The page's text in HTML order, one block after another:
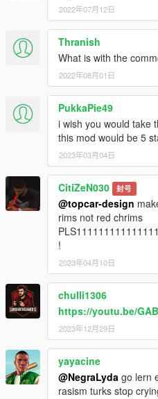
2022年07月12日
Thranish
What is with the
2022年08月01日
PukkaPie49
i wish you would take
this mod would be 5
2023年03月04日
CitiZeN030 封号
@topcar-design
rims not red chrims
!
2023年04月10日
chulli1306
https://youtu.be/
2023年12月29日
yayacine
@NegraLyda go lern
rasism turks stop